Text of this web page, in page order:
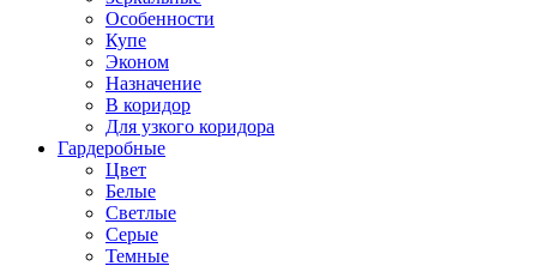
Особенности
Купе
Эконом
Назначение
В коридор
Для узкого коридора
Гардеробные
Цвет
Белые
Светлые
Серые
Темные